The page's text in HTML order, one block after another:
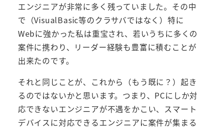
エンジニアが非常に多く残っていました。その中
で（VisualBasic等のクラサバではなく）特に
Webに強かった私は重宝され、若いうちに多くの
案件に携わり、リーダー経験も豊富に積むことが
出来たのです。
それと同じことが、これから（もう既に？）起き
るのではないかと思います。つまり、PCにしか対
応できないエンジニアが不遇をかこい、スマート
デバイスに対応できるエンジニアに案件が集まる